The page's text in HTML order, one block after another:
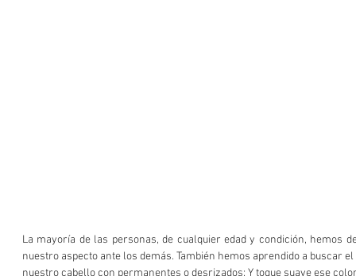
La mayoría de las personas, de cualquier edad y condición, hemos
nuestro aspecto ante los demás. También hemos aprendido a buscar
nuestro cabello con permanentes o desrizados; Y toque suave ese